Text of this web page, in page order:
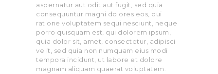
aspernatur aut odit aut fugit, sed quia
consequuntur magni dolores eos, qui
ratione voluptatem sequi nesciunt, neque
porro quisquam est, qui dolorem ipsum,
quia dolor sit, amet, consectetur, adipisci
velit, sed quia non numquam eius modi
tempora incidunt, ut labore et dolore
magnam aliquam quaerat voluptatem.